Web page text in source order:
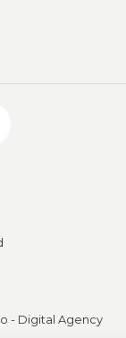
- Digital Agency